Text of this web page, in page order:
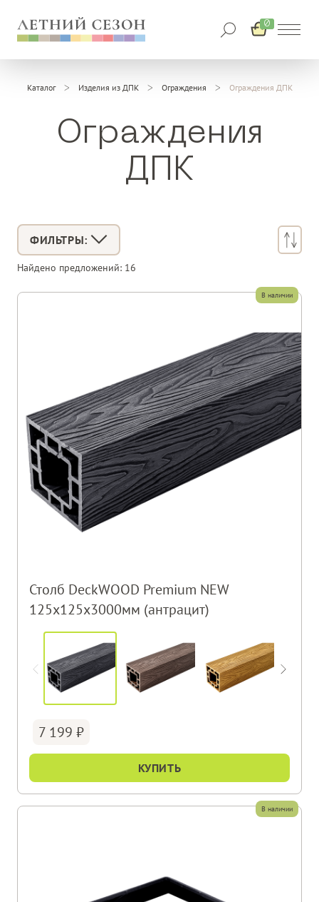
0
Каталог Изделия из ДПК Ограждения Ограждения ДПК
Ограждения
ДПК
ФИЛЬТРЫ:
Найдено предложений: 16
Столб DeckWOOD Premium NEW
125х125х3000мм (антрацит)
7 199
КУПИТЬ
В наличии
В наличии